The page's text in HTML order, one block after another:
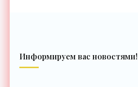
Информируем вас новостями!